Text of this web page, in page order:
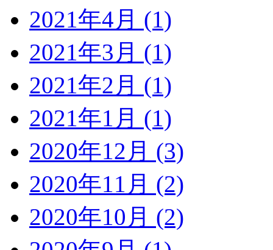
2021年4月 (1)
2021年3月 (1)
2021年2月 (1)
2021年1月 (1)
2020年12月 (3)
2020年11月 (2)
2020年10月 (2)